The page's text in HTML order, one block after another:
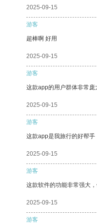
2025-09-15
游客
超棒啊 好用
2025-09-15
游客
这款app的用户群体非常庞
2025-09-15
游客
这款app是我旅行的好帮
2025-09-15
游客
这款软件的功能非常强大，
2025-09-15
游客